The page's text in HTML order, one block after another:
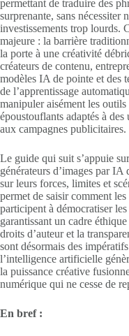
permettant de traduire des
surprenante, sans nécessiter
investissements trop lourds.
majeure : la barrière
la porte à une créativité
créateurs de contenu,
modèles IA de pointe et des
de l’apprentissage
manipuler aisément les
époustouflants adaptés à
aux campagnes publicitaires.
Le guide qui suit s’appuie
générateurs d’images par
sur leurs forces, limites et
permet de saisir comment
participent à démocratiser
garantissant un cadre
droits d’auteur et la
sont désormais des
l’intelligence artificielle
la puissance créative
numérique qui ne cesse de
En bref :